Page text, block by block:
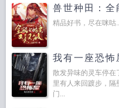
兽世种田：全
精品好书，尽在咪咕
我有一座恐怖
散发异味的灵车停在
里有人来回踱步，
门...